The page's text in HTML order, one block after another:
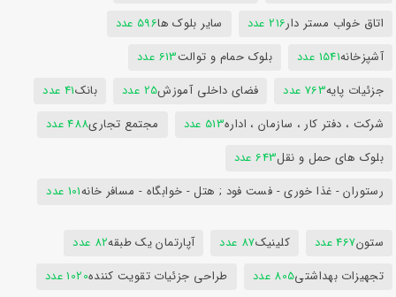
اتاق خواب مستر دار216 عدد سایر بلوک ها596 عدد
آشپزخانه1541 عدد بلوک حمام و توالت613 عدد
جزئیات پایه763 عدد فضای داخلی آموزش25 عدد بانک41 عدد
شرکت ، دفتر کار ، سازمان ، اداره513 عدد مجتمع تجاری488 عدد
بلوک های حمل و نقل643 عدد
رستوران - غذا خوری - فست فود ; هتل - خوابگاه - مسافر خانه101 عدد
ستون467 عدد کلینیک87 عدد آپارتمان یک طبقه82 عدد
تجهیزات بهداشتی805 عدد طراحی جزئیات تقویت کننده1020 عدد